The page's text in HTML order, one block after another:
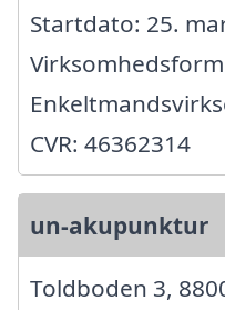
Startdato: 25.
CVR: 46362314
un-akupunktur
Toldboden 3,